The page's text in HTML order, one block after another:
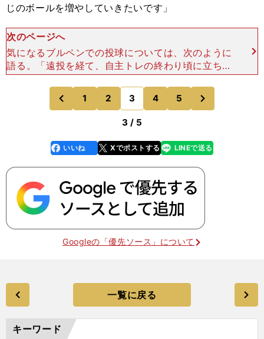
じのボールを増やしていきたいです」
次のページへ
気になるブルペンでの投球については、次のように
語る。「遠投を経て、自主トレの終わり頃に立ち投
げでもいいので、マウンドの傾斜を使って投げたい
と思っています。（ブルペンに入った）３人は大学
生ですので、焦ら
前
のページへ
1 2 3 4 5
のページへ
3 / 5
faceboo
k
いいね Xでポストする
line LINEで送る
Googleの「優先ソース」について
一覧に戻る
キーワード